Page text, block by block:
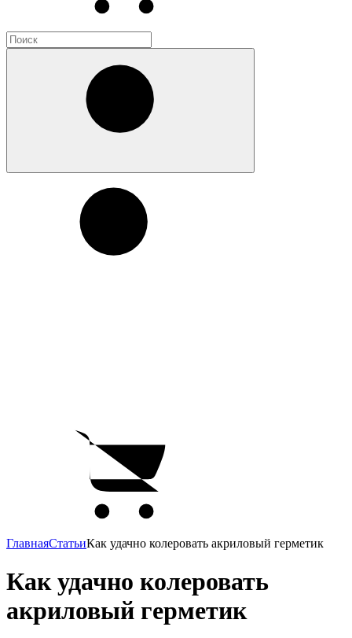
ГлавнаяСтатьиКак удачно колеровать акриловый герметик
Как удачно колеровать
акриловый герметик